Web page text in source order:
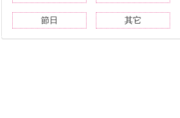
節日 其它